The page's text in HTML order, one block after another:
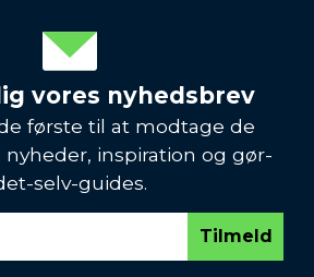
vores nyhedsbrev
første til at modtage de
inspiration og gør-
selv-guides.
Tilmeld